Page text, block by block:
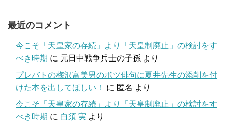
最近のコメント
今こそ「天皇家の存続」より「天皇制廃止」の検討をす
べき時期 に 元日中戦争兵士の子孫 より
プレバトの梅沢富美男のボツ俳句に夏井先生の添削を付
けた本を出してほしい！
に 匿名 より
今こそ「天皇家の存続」より「天皇制廃止」の検討をす
べき時期 に 白須 実 より